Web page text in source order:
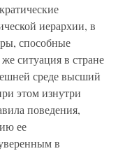
иерархии, в
способные
ситуация в стране
среде высший
этом изнутри
поведения,
ее
в